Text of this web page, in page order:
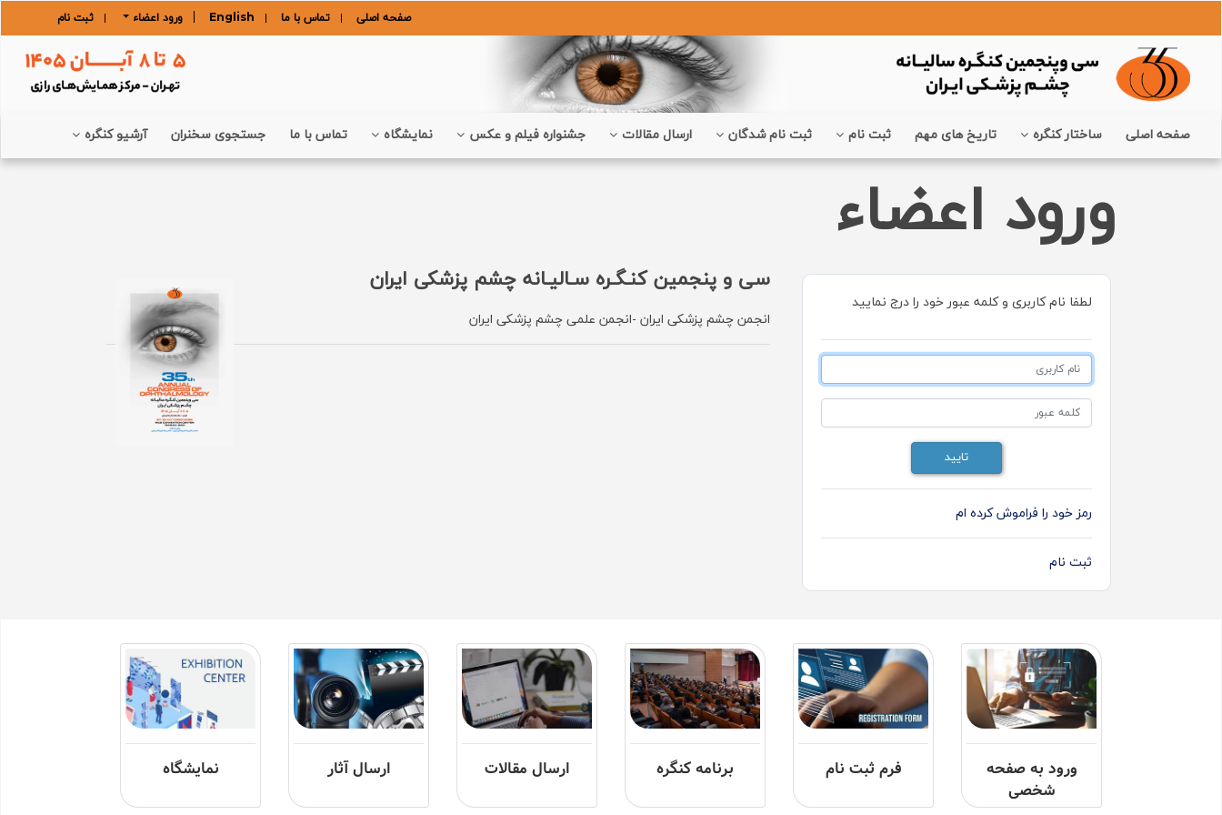
صفحه اصلی تماس با ما English ورود اعضاء ثبت نام
صفحه اصلی ساختار کنگره تاریخ های مهم ثبت نام ثبت نام شدگان ارسال مقالات جشنواره فیلم و عکس نمایشگاه تماس با ما جستجوی سخنران آرشیو کنگره
ورود اعضاء
لطفا نام کاربری و کلمه عبور خود را درج نمایید
رمز خود را فراموش کرده ام
ثبت نام
سی‌ و پنجمین کنـگـره سـالیـانه چشم پزشکی ایران
انجمن چشم پزشکی ایران -انجمن علمی چشم پزشکی ایران
ورود به صفحه
شخصی
فرم ثبت نام برنامه کنگره ارسال مقالات ارسال آثار نمایشگاه